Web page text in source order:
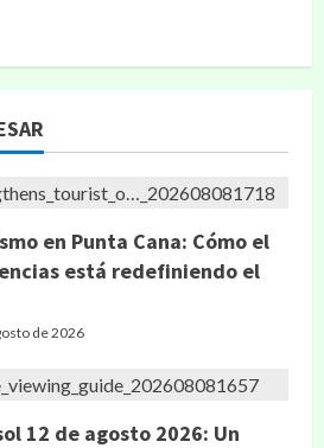
en Punta Cana: Cómo el
está redefiniendo el
de 2026
12 de agosto 2026: Un